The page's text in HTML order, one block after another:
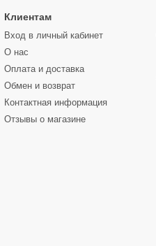
Клиентам
Вход в личный кабинет
О нас
Оплата и доставка
Обмен и возврат
Контактная информация
Отзывы о магазине